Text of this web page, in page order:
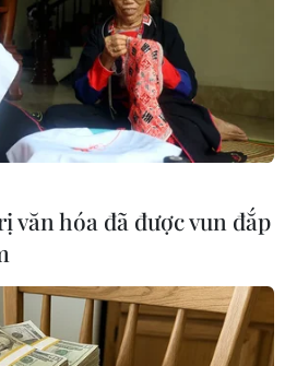
Trump nói còn quá sớm
nhiệm
kiểm tra quốc tịch cử tri
bầu qua thư
khởi kiện Tổng thống Trump
bỏ phiếu qua thư
nhiều bang từ chối cung
lại phiếu bầu Thượng
văn hóa đã được vun đắp